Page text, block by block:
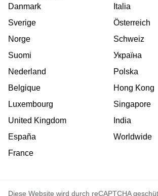
Danmark
Sverige
Norge
Suomi
Nederland
Belgique
Luxembourg
United Kingdom
España
France
Italia
Österreich
Schweiz
Україна
Polska
Hong Kong
Singapore
India
Worldwide
Diese Website wird durch reCAPTCHA